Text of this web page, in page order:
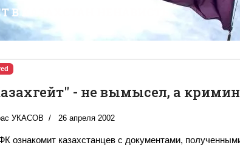
В КАЗАХСТАН НЕНАВИСТЬ
- не вымысел, а
УКАСОВ 26 апреля 2002
ознакомит казахстанцев с документами,